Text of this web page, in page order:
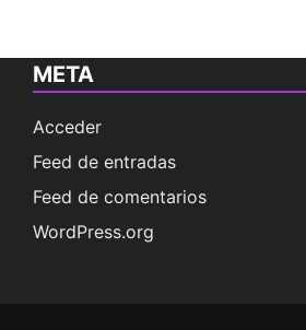
META
Acceder
Feed de entradas
Feed de comentarios
WordPress.org